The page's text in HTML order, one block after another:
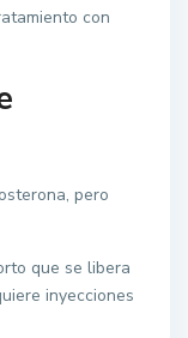
con
pero
que se libera
inyecciones